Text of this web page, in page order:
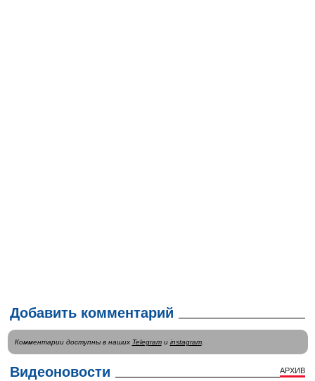
Добавить комментарий
Комментарии доступны в наших Telegramи instagram.
Видеоновости АРХИВ